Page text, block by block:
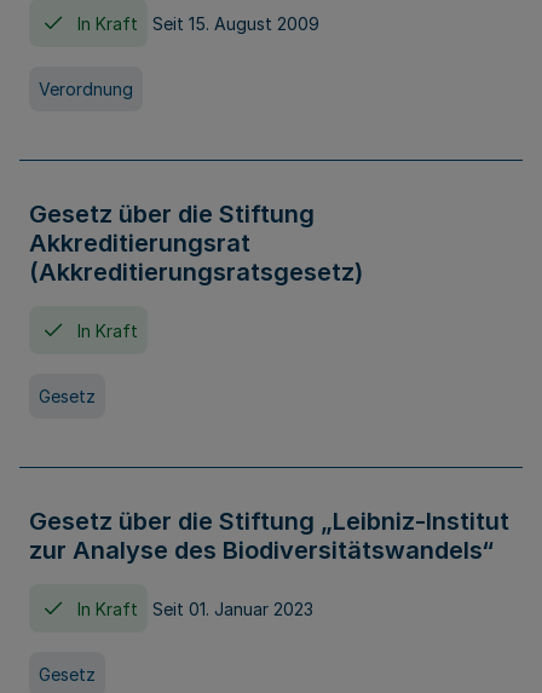
In Kraft Seit 15. August 2009
Verordnung
Gesetz über die Stiftung
Akkreditierungsrat
(Akkreditierungsratsgesetz)
In Kraft
Gesetz
Gesetz über die Stiftung „Leibniz-Institut
zur Analyse des Biodiversitätswandels“
In Kraft Seit 01. Januar 2023
Gesetz